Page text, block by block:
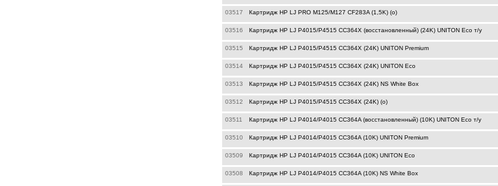
03517 Картридж HP LJ PRO M125/M127 CF283A (1,5K) (o)
03516 Картридж HP LJ P4015/P4515 CC364X (восстановленный) (24K) UNITON Eco т/у
03515 Картридж HP LJ P4015/P4515 CC364X (24K) UNITON Premium
03514 Картридж HP LJ P4015/P4515 CC364X (24K) UNITON Eco
03513 Картридж HP LJ P4015/P4515 CC364X (24K) NS White Box
03512 Картридж HP LJ P4015/P4515 CC364X (24K) (o)
03511 Картридж HP LJ P4014/P4015 CC364A (восстановленный) (10K) UNITON Eco т/у
03510 Картридж HP LJ P4014/P4015 CC364A (10K) UNITON Premium
03509 Картридж HP LJ P4014/P4015 CC364A (10K) UNITON Eco
03508 Картридж HP LJ P4014/P4015 CC364A (10K) NS White Box